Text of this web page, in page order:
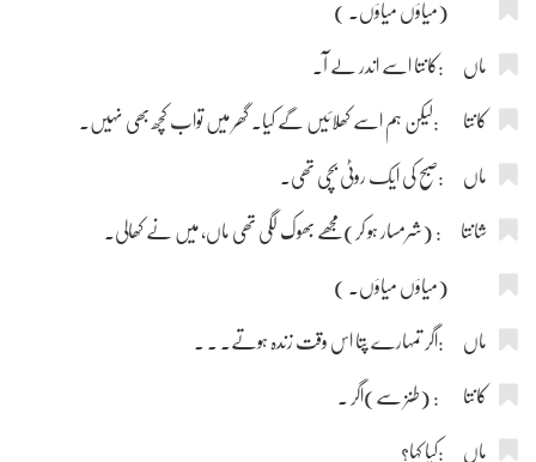
(میاؤں میاؤں۔ )
ماں :کانتا اسے اندر لے آ۔
کانتا :لیکن ہم اسے کھلائیں گے کیا۔ گھر میں تواب کچھ بھی نہیں۔
ماں :صبح کی ایک روٹی بچی تھی۔
شانتا : (شرمسار ہو کر)مجھے بھوک لگی تھی ماں، میں نے کھالی۔
(میاؤں میاؤں۔ )
ماں :اگر تمہارے پتا اس وقت زندہ ہوتے۔ ۔ ۔
کانتا : (طنز سے)اگر ۔
ماں :کیا کہا؟